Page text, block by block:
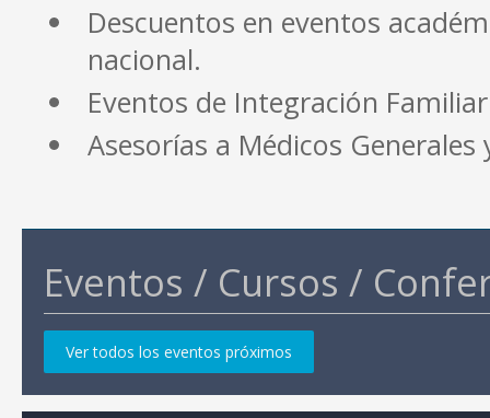
Descuentos en eventos
nacional.
Eventos de Integración
Asesorías a Médicos Generales
Eventos / Cursos /
Ver todos los eventos próximos